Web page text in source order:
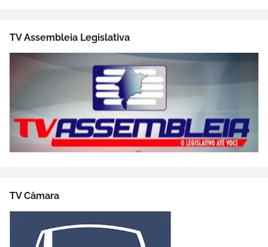
TV Assembleia Legislativa
TV Câmara